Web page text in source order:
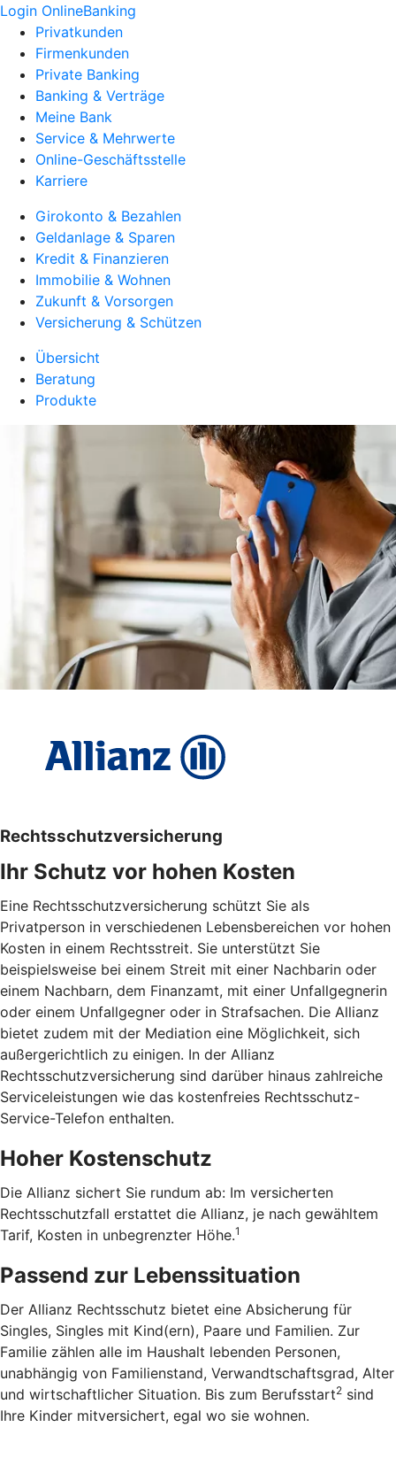
Login OnlineBanking
Privatkunden
Firmenkunden
Private Banking
Banking & Verträge
Meine Bank
Service & Mehrwerte
Online-Geschäftsstelle
Karriere
Girokonto & Bezahlen
Geldanlage & Sparen
Kredit & Finanzieren
Immobilie & Wohnen
Zukunft & Vorsorgen
Versicherung & Schützen
Übersicht
Beratung
Produkte
Rechtsschutzversicherung
Ihr Schutz vor hohen Kosten
Eine Rechtsschutzversicherung schützt Sie als
Privatperson in verschiedenen Lebensbereichen vor hohen
Kosten in einem Rechtsstreit. Sie unterstützt Sie
beispielsweise bei einem Streit mit einer Nachbarin oder
einem Nachbarn, dem Finanzamt, mit einer Unfallgegnerin
oder einem Unfallgegner oder in Strafsachen. Die Allianz
bietet zudem mit der Mediation eine Möglichkeit, sich
außergerichtlich zu einigen. In der Allianz
Rechtsschutzversicherung sind darüber hinaus zahlreiche
Serviceleistungen wie das kostenfreies Rechtsschutz-
Service-Telefon enthalten.
Hoher Kostenschutz
Die Allianz sichert Sie rundum ab: Im versicherten
Rechtsschutzfall erstattet die Allianz, je nach gewähltem
Tarif, Kosten in unbegrenzter Höhe.1
Passend zur Lebenssituation
Der Allianz Rechtsschutz bietet eine Absicherung für
Singles, Singles mit Kind(ern), Paare und Familien. Zur
Familie zählen alle im Haushalt lebenden Personen,
unabhängig von Familienstand, Verwandtschaftsgrad, Alter
und wirtschaftlicher Situation. Bis zum Berufsstart2 sind
Ihre Kinder mitversichert, egal wo sie wohnen.